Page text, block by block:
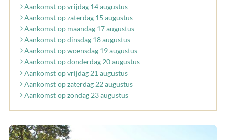
Aankomst op vrijdag 14 augustus
Aankomst op zaterdag 15 augustus
Aankomst op maandag 17 augustus
Aankomst op dinsdag 18 augustus
Aankomst op woensdag 19 augustus
Aankomst op donderdag 20 augustus
Aankomst op vrijdag 21 augustus
Aankomst op zaterdag 22 augustus
Aankomst op zondag 23 augustus